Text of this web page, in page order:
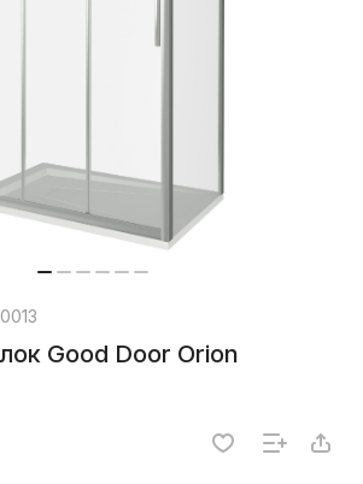
Good Door Orion